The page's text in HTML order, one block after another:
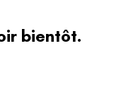
bientôt.